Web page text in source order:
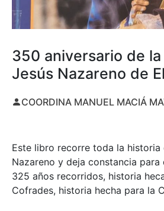
350 aniversario de
Jesús Nazareno de
COORDINA MANUEL MACIÁ
Este libro recorre toda la historia
Nazareno y deja constancia
325 años recorridos, historia
Cofrades, historia hecha para la